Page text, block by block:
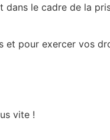
le cadre de la
et pour exercer vos
vite !